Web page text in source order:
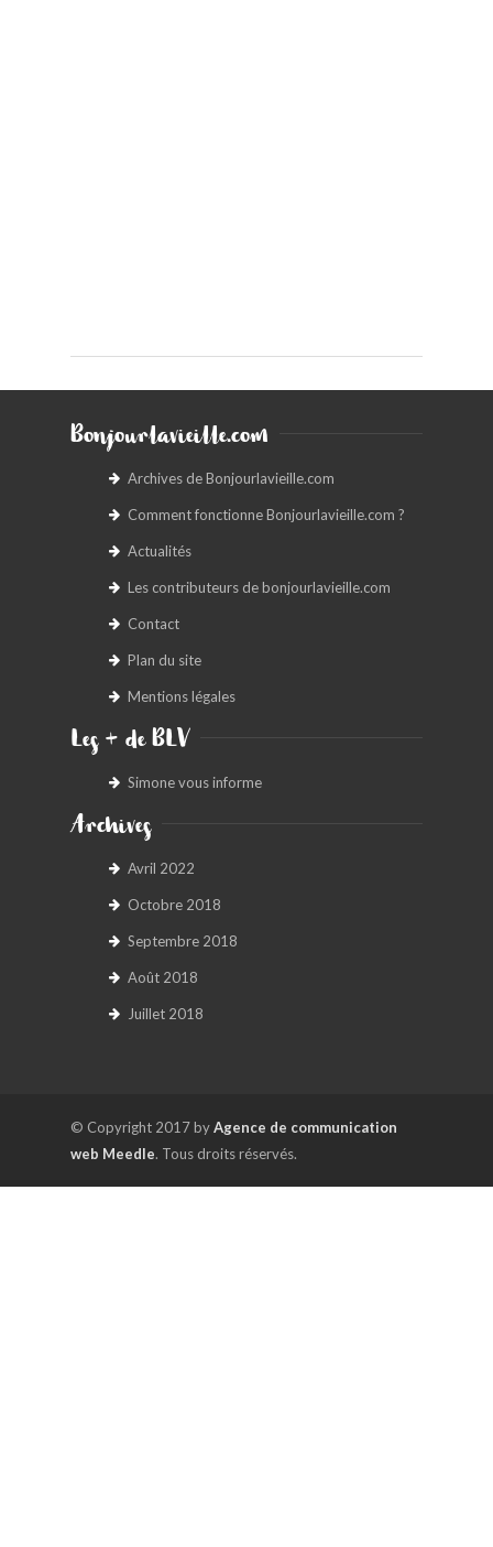
Bonjourlavieille.com
Archives de Bonjourlavieille.com
Comment fonctionne Bonjourlavieille.com ?
Actualités
Les contributeurs de bonjourlavieille.com
Contact
Plan du site
Mentions légales
Les + de BLV
Simone vous informe
Archives
Avril 2022
Octobre 2018
Septembre 2018
Août 2018
Juillet 2018
© Copyright 2017 byAgence de communication
web Meedle. Tous droits réservés.